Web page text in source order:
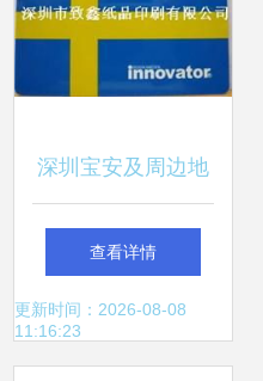
深圳宝安及周边地
区印刷包装与标识
制作服务全览
查看详情
更新时间：2026-08-08
11:16:23